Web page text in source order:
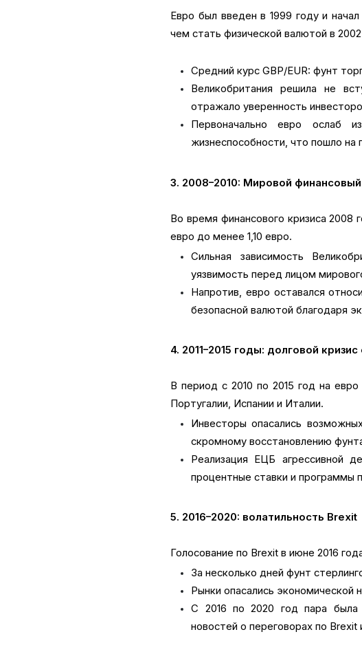
Евро был введен в 1999 году и
чем стать физической валютой в
Средний курс GBP/EUR: фунт
Великобритания решила не
отражало уверенность
Первоначально евро ослаб
жизнеспособности, что пошло на
3. 2008–2010: Мировой финансовый
Во время финансового кризиса 2008
евро до менее 1,10 евро.
Сильная зависимость
уязвимость перед лицом
Напротив, евро оставался
безопасной валютой благодаря
4. 2011–2015 годы: долговой
В период с 2010 по 2015 год на евро
Португалии, Испании и Италии.
Инвесторы опасались
скромному восстановлению
Реализация ЕЦБ агрессивной
процентные ставки и программы
5. 2016–2020: волатильность Brexit
Голосование по Brexit в июне 2016
За несколько дней фунт
Рынки опасались экономической
С 2016 по 2020 год пара была
новостей о переговорах по Brexit